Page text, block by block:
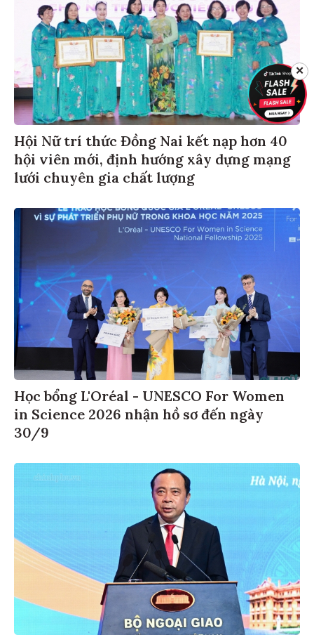
Hội Nữ trí thức Đồng Nai kết nạp hơn 40
hội viên mới, định hướng xây dựng mạng
lưới chuyên gia chất lượng
Học bổng L'Oréal - UNESCO For Women
in Science 2026 nhận hồ sơ đến ngày
30/9
✕